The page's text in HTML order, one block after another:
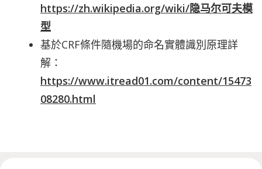
https://zh.wikipedia.org/wiki/隐马尔可夫模
型
基於CRF條件隨機場的命名實體識別原理詳
解：
https://www.itread01.com/content/15473
08280.html